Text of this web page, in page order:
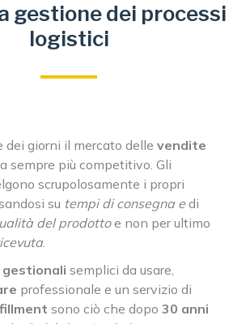
gestione dei processi
logistici
dei giorni il mercato delle vendite
sempre più competitivo. Gli
scrupolosamente i propri
su tempi di consegna edi
del prodottoe non per ultimo
.
semplici da usare,
professionale e un servizio di
sono ciò che dopo 30 anni